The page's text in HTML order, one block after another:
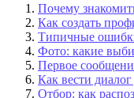
Почему
Как создать
Типичные
Фото: какие
Первое
Как вести
Отбор: как